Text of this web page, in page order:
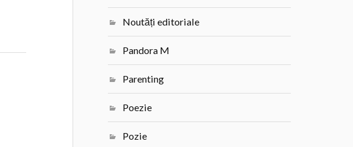
Noutăți editoriale
Pandora M
Parenting
Poezie
Pozie